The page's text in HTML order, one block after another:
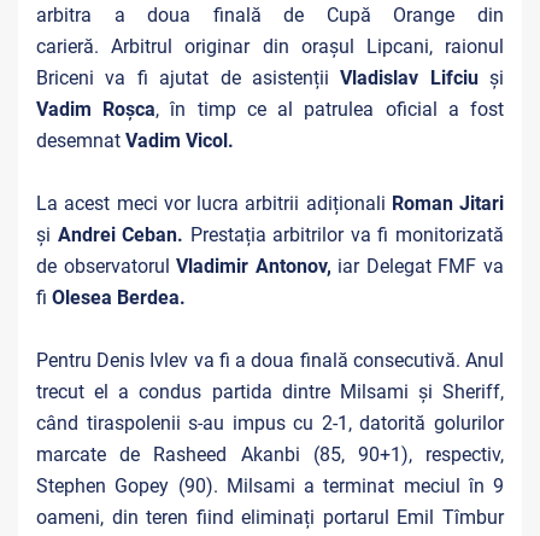
arbitra a doua finală de Cupă Orange din
carieră. Arbitrul originar din orașul Lipcani, raionul
Briceni va fi ajutat de asistențiiVladislav Lifciuși
Vadim Roșca, în timp ce al patrulea oficial a fost
desemnat Vadim Vicol.
La acest meci vor lucra arbitrii adiționali Roman Jitari
și Andrei Ceban. Prestația arbitrilor va fi monitorizată
de observatorulVladimir Antonov, iar Delegat FMF va
fi Olesea Berdea.
Pentru Denis Ivlev va fi a doua finală consecutivă. Anul
trecut el a condus partida dintre Milsami și Sheriff,
când tiraspolenii s-au impus cu 2-1, datorită golurilor
marcate de Rasheed Akanbi (85, 90+1), respectiv,
Stephen Gopey (90). Milsami a terminat meciul în 9
oameni, din teren fiind eliminați portarul Emil Tîmbur